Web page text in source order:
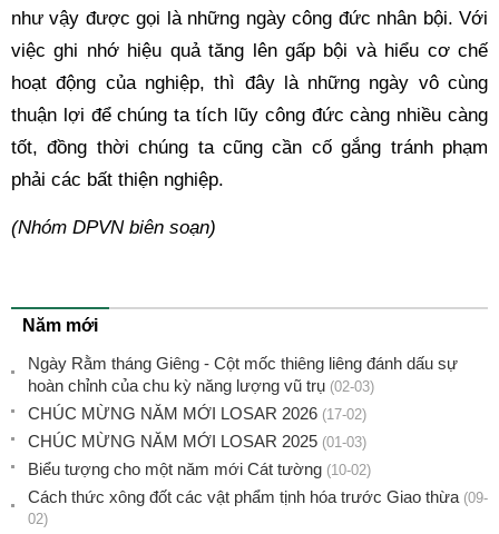
như vậy được gọi là những ngày công đức nhân bội. Với
việc ghi nhớ hiệu quả tăng lên gấp bội và hiểu cơ chế
hoạt động của nghiệp, thì đây là những ngày vô cùng
thuận lợi để chúng ta tích lũy công đức càng nhiều càng
tốt, đồng thời chúng ta cũng cần cố gắng tránh phạm
phải các bất thiện nghiệp.
(Nhóm DPVN biên soạn)
Năm mới
Ngày Rằm tháng Giêng - Cột mốc thiêng liêng đánh dấu sự
hoàn chỉnh của chu kỳ năng lượng vũ trụ (02-03)
CHÚC MỪNG NĂM MỚI LOSAR 2026 (17-02)
CHÚC MỪNG NĂM MỚI LOSAR 2025 (01-03)
Biểu tượng cho một năm mới Cát tường (10-02)
Cách thức xông đốt các vật phẩm tịnh hóa trước Giao thừa (09-
02)